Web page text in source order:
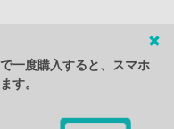
一度購入すると、スマホ
す。